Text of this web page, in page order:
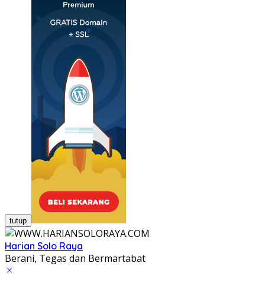
tutup
Harian Solo Raya
Berani, Tegas dan Bermartabat